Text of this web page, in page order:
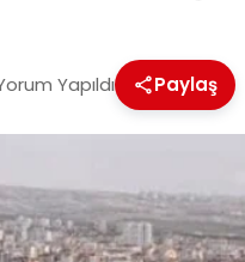
Yapıldı Paylaş